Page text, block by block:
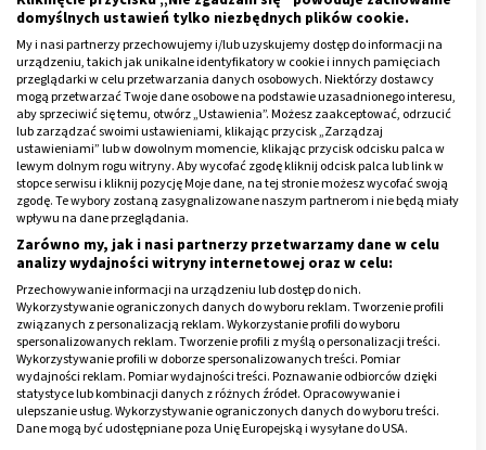
6 ziaren ziela angielskiego,
1 łyżeczkagorczycy,
1 mały kawałek korzenia chrzanu.
Przygotowanie
Kalafior należy umyć i podzielić na mniejsze różyczki.
W garnku zagotować 1 litr wody, dodać sól, liść
laurowy, ziele angielskie, czosnek (przed wrzuceniem
do garnka można go lekko zgnieść), gorczycę i
chrzan. Wodę z przyprawami gotować na małym
ogniu, aż sól się dobrze rozpuści.
Różyczki kalafiora ułożyć w wyparzonym dużym
słoiku wraz z czosnkiem i chrzanem.
Kalafior należy zalać przestudzoną solanką, tak aby
warzywa były całkowicie zanurzone.
domyślnych ustawień tylko niezbędnych plików cookie.
My i nasi partnerzy przechowujemy i/lub uzyskujemy dostęp do informacji na
urządzeniu, takich jak unikalne identyfikatory w cookie i innych pamięciach
przeglądarki w celu przetwarzania danych osobowych. Niektórzy dostawcy
mogą przetwarzać Twoje dane osobowe na podstawie uzasadnionego interesu,
aby sprzeciwić się temu, otwórz „Ustawienia”. Możesz zaakceptować, odrzucić
lub zarządzać swoimi ustawieniami, klikając przycisk „Zarządzaj
ustawieniami” lub w dowolnym momencie, klikając przycisk odcisku palca w
lewym dolnym rogu witryny. Aby wycofać zgodę kliknij odcisk palca lub link w
stopce serwisu i kliknij pozycję Moje dane, na tej stronie możesz wycofać swoją
zgodę. Te wybory zostaną zasygnalizowane naszym partnerom i nie będą miały
wpływu na dane przeglądania.
Zarówno my, jak i nasi partnerzy przetwarzamy dane w celu
analizy wydajności witryny internetowej oraz w celu:
Przechowywanie informacji na urządzeniu lub dostęp do nich.
Wykorzystywanie ograniczonych danych do wyboru reklam. Tworzenie profili
związanych z personalizacją reklam. Wykorzystanie profili do wyboru
spersonalizowanych reklam. Tworzenie profili z myślą o personalizacji treści.
Wykorzystywanie profili w doborze spersonalizowanych treści. Pomiar
wydajności reklam. Pomiar wydajności treści. Poznawanie odbiorców dzięki
statystyce lub kombinacji danych z różnych źródeł. Opracowywanie i
ulepszanie usług. Wykorzystywanie ograniczonych danych do wyboru treści.
Dane mogą być udostępniane poza Unię Europejską i wysyłane do USA.